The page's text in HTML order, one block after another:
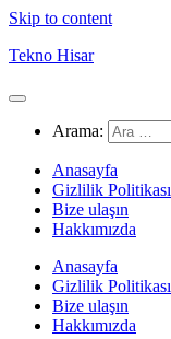
Skip to content
Tekno Hisar
Arama:
Anasayfa
Gizlilik Politikası
Bize ulaşın
Hakkımızda
Anasayfa
Gizlilik Politikası
Bize ulaşın
Hakkımızda